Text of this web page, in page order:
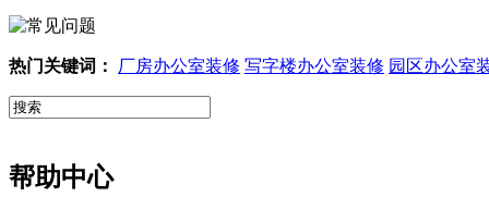
热门关键词： 厂房办公室装修 写字楼办公室装修 园区办公室
帮助中心